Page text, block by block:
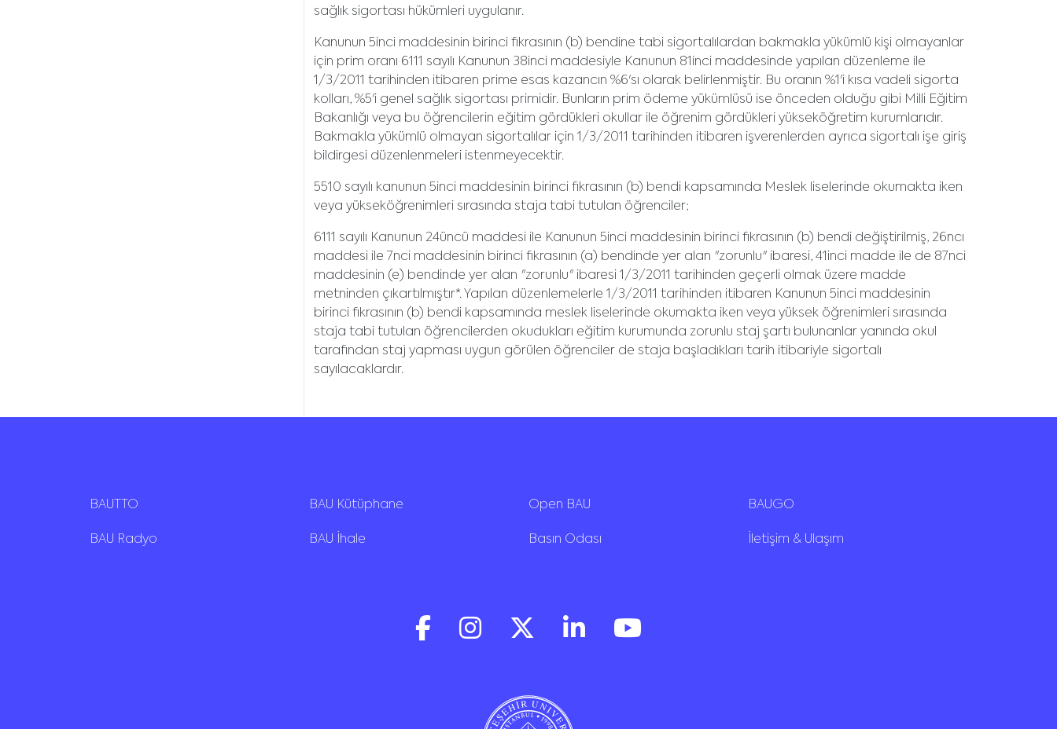
sağlık sigortası hükümleri uygulanır.
Kanunun 5inci maddesinin birinci fıkrasının (b) bendine tabi sigortalılardan bakmakla yükümlü kişi olmayanlar
için prim oranı 6111 sayılı Kanunun 38inci maddesiyle Kanunun 81inci maddesinde yapılan düzenleme ile
1/3/2011 tarihinden itibaren prime esas kazancın %6'sı olarak belirlenmiştir. Bu oranın %1'i kısa vadeli sigorta
kolları, %5'i genel sağlık sigortası primidir. Bunların prim ödeme yükümlüsü ise önceden olduğu gibi Milli Eğitim
Bakanlığı veya bu öğrencilerin eğitim gördükleri okullar ile öğrenim gördükleri yükseköğretim kurumlarıdır.
Bakmakla yükümlü olmayan sigortalılar için 1/3/2011 tarihinden itibaren işverenlerden ayrıca sigortalı işe giriş
bildirgesi düzenlenmeleri istenmeyecektir.
5510 sayılı kanunun 5inci maddesinin birinci fıkrasının (b) bendi kapsamında Meslek liselerinde okumakta iken
veya yükseköğrenimleri sırasında staja tabi tutulan öğrenciler;
6111 sayılı Kanunun 24üncü maddesi ile Kanunun 5inci maddesinin birinci fıkrasının (b) bendi değiştirilmiş, 26ncı
maddesi ile 7nci maddesinin birinci fıkrasının (a) bendinde yer alan "zorunlu" ibaresi, 41inci madde ile de 87nci
maddesinin (e) bendinde yer alan "zorunlu" ibaresi 1/3/2011 tarihinden geçerli olmak üzere madde
metninden çıkartılmıştır*. Yapılan düzenlemelerle 1/3/2011 tarihinden itibaren Kanunun 5inci maddesinin
birinci fıkrasının (b) bendi kapsamında meslek liselerinde okumakta iken veya yüksek öğrenimleri sırasında
staja tabi tutulan öğrencilerden okudukları eğitim kurumunda zorunlu staj şartı bulunanlar yanında okul
tarafından staj yapması uygun görülen öğrenciler de staja başladıkları tarih itibariyle sigortalı
sayılacaklardır.
BAUTTO BAU Kütüphane Open BAU BAUGO
BAU Radyo BAU İhale Basın Odası İletişim & Ulaşım